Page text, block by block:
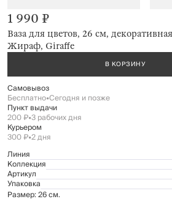
Ваза для цветов, 26 см,
Жираф, Giraffe
1 990 ₽
В КОРЗИНУ
Самовывоз
Бесплатно•Сегодня и позже
Пункт выдачи
200 ₽•3 рабочих дня
Курьером
300 ₽•2 дня
Линия
Коллекция
Артикул
Упаковка
Размер: 26 см.